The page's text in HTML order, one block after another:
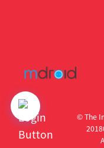
© The